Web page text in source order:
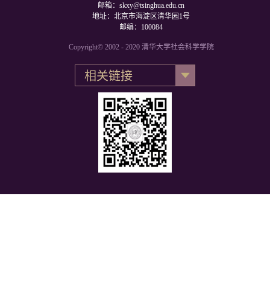
邮箱：skxy@tsinghua.edu.cn
地址：北京市海淀区清华园1号
邮编：100084
Copyright© 2002 - 2020 清华大学社会科学学院